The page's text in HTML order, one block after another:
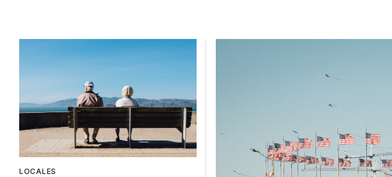
Presentado
LOCALES